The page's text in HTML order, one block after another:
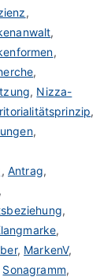
,
,
,
,
, Nizza-
,
,
, Antrag,
,
,
,
, MarkenV,
Sonagramm,